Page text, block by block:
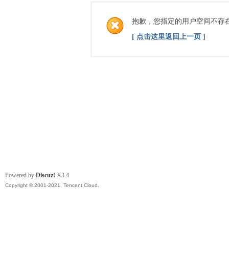
抱歉，您指定的用户空间不存
[ 点击这里返回上一页 ]
Powered by Discuz! X3.4
Copyright © 2001-2021, Tencent Cloud.